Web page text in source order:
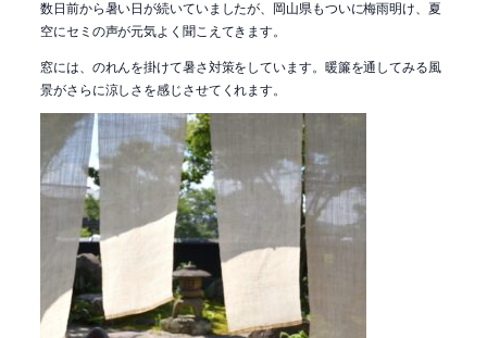
数日前から暑い日が続いていましたが、岡山県もついに梅雨明け、夏
空にセミの声が元気よく聞こえてきます。
窓には、のれんを掛けて暑さ対策をしています。暖簾を通してみる風
景がさらに涼しさを感じさせてくれます。